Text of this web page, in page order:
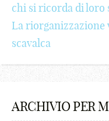
]
{
}
>
$
€
¢
£
¥
$
¢
£
¥
¥
₪
^
n
p
q
r
₩
%
^
&
^
*
)
#
€
£
chi si ricorda di loro
La riorganizzazione
scavalca
ARCHIVIO PER